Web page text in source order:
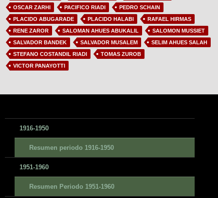
OSCAR ZARHI
PACIFICO RIADI
PEDRO SCHAIN
PLACIDO ABUGARADE
PLACIDO HALABI
RAFAEL HIRMAS
RENE ZAROR
SALOMAN AHUES ABUKALIL
SALOMON MUSSIET
SALVADOR BANDEK
SALVADOR MUSALEM
SELIM AHUES SALAH
STEFANO COSTANDIL RIADI
TOMAS ZUROB
VICTOR PANAYOTTI
1916-1950
Resumen periodo 1916-1950
1951-1960
Resumen Periodo 1951-1960